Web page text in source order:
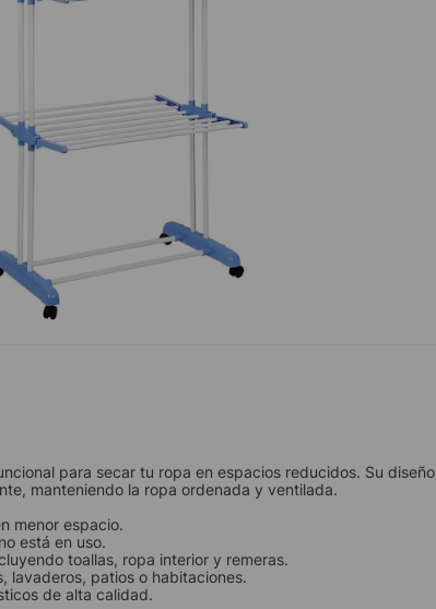
para secar tu ropa en espacios reducidos. Su diseño
manteniendo la ropa ordenada y ventilada.
menor espacio.
está en uso.
toallas, ropa interior y remeras.
lavaderos, patios o habitaciones.
de alta calidad.